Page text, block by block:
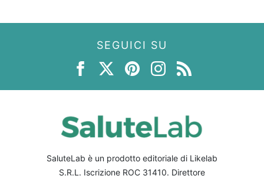
SEGUICI SU
SaluteLab è un prodotto editoriale di Likelab
S.R.L. Iscrizione ROC 31410. Direttore